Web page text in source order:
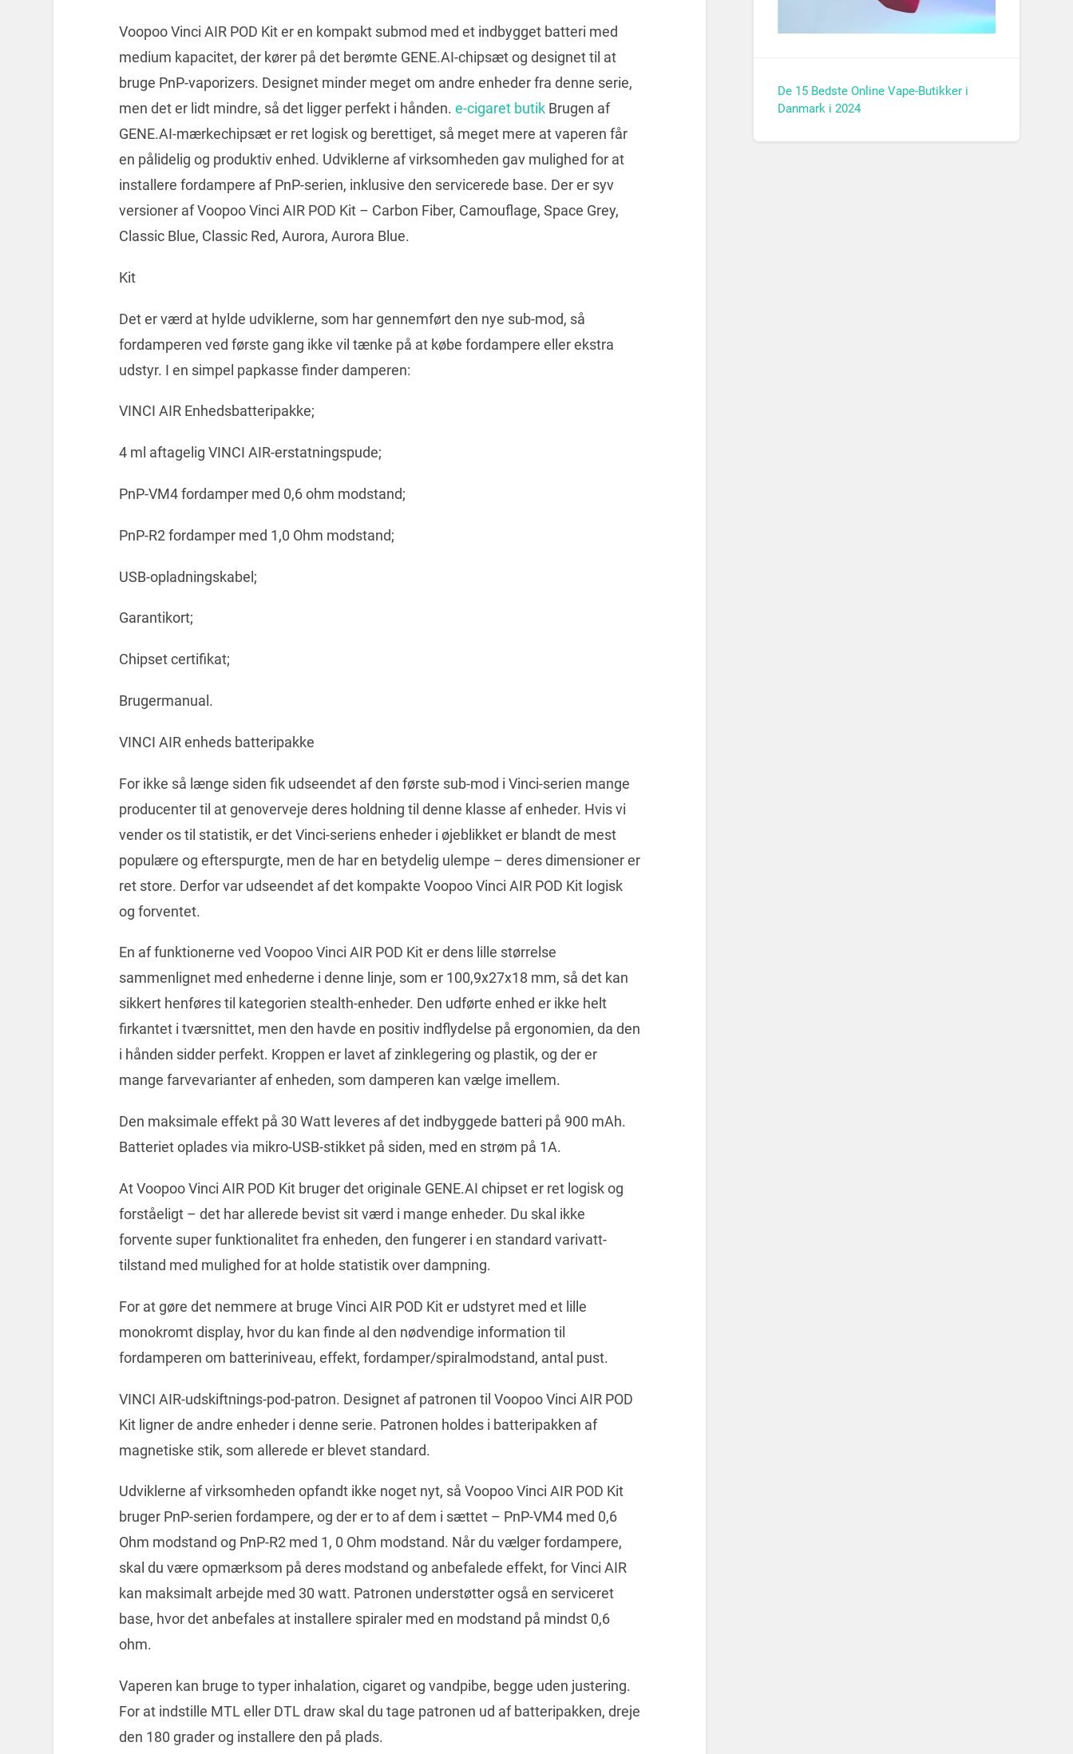
Voopoo Vinci AIR POD Kit er en kompakt submod med et indbygget batteri med
medium kapacitet, der kører på det berømte GENE.AI-chipsæt og designet til at
bruge PnP-vaporizers. Designet minder meget om andre enheder fra denne serie,
men det er lidt mindre, så det ligger perfekt i hånden. e-cigaret butikBrugen af ​​
GENE.AI-mærkechipsæt er ret logisk og berettiget, så meget mere at vaperen får
en pålidelig og produktiv enhed. Udviklerne af virksomheden gav mulighed for at
installere fordampere af PnP-serien, inklusive den servicerede base. Der er syv
versioner af Voopoo Vinci AIR POD Kit – Carbon Fiber, Camouflage, Space Grey,
Classic Blue, Classic Red, Aurora, Aurora Blue.
Kit
Det er værd at hylde udviklerne, som har gennemført den nye sub-mod, så
fordamperen ved første gang ikke vil tænke på at købe fordampere eller ekstra
udstyr. I en simpel papkasse finder damperen:
VINCI AIR Enhedsbatteripakke;
4 ml aftagelig VINCI AIR-erstatningspude;
PnP-VM4 fordamper med 0,6 ohm modstand;
PnP-R2 fordamper med 1,0 Ohm modstand;
USB-opladningskabel;
Garantikort;
Chipset certifikat;
Brugermanual.
VINCI AIR enheds batteripakke
For ikke så længe siden fik udseendet af den første sub-mod i Vinci-serien mange
producenter til at genoverveje deres holdning til denne klasse af enheder. Hvis vi
vender os til statistik, er det Vinci-seriens enheder i øjeblikket er blandt de mest
populære og efterspurgte, men de har en betydelig ulempe – deres dimensioner er
ret store. Derfor var udseendet af det kompakte Voopoo Vinci AIR POD Kit logisk
og forventet.
En af funktionerne ved Voopoo Vinci AIR POD Kit er dens lille størrelse
sammenlignet med enhederne i denne linje, som er 100,9x27x18 mm, så det kan
sikkert henføres til kategorien stealth-enheder. Den udførte enhed er ikke helt
firkantet i tværsnittet, men den havde en positiv indflydelse på ergonomien, da den
i hånden sidder perfekt. Kroppen er lavet af zinklegering og plastik, og der er
mange farvevarianter af enheden, som damperen kan vælge imellem.
Den maksimale effekt på 30 Watt leveres af det indbyggede batteri på 900 mAh.
Batteriet oplades via mikro-USB-stikket på siden, med en strøm på 1A.
At Voopoo Vinci AIR POD Kit bruger det originale GENE.AI chipset er ret logisk og
forståeligt – det har allerede bevist sit værd i mange enheder. Du skal ikke
forvente super funktionalitet fra enheden, den fungerer i en standard varivatt-
tilstand med mulighed for at holde statistik over dampning.
For at gøre det nemmere at bruge Vinci AIR POD Kit er udstyret med et lille
monokromt display, hvor du kan finde al den nødvendige information til
fordamperen om batteriniveau, effekt, fordamper/spiralmodstand, antal pust.
VINCI AIR-udskiftnings-pod-patron. Designet af patronen til Voopoo Vinci AIR POD
Kit ligner de andre enheder i denne serie. Patronen holdes i batteripakken af ​​
magnetiske stik, som allerede er blevet standard.
Udviklerne af virksomheden opfandt ikke noget nyt, så Voopoo Vinci AIR POD Kit
bruger PnP-serien fordampere, og der er to af dem i sættet – PnP-VM4 med 0,6
Ohm modstand og PnP-R2 med 1, 0 Ohm modstand. Når du vælger fordampere,
skal du være opmærksom på deres modstand og anbefalede effekt, for Vinci AIR
kan maksimalt arbejde med 30 watt. Patronen understøtter også en serviceret
base, hvor det anbefales at installere spiraler med en modstand på mindst 0,6
ohm.
Vaperen kan bruge to typer inhalation, cigaret og vandpibe, begge uden justering.
For at indstille MTL eller DTL draw skal du tage patronen ud af batteripakken, dreje
den 180 grader og installere den på plads.
De 15 Bedste Online Vape-Butikker i
Danmark i 2024